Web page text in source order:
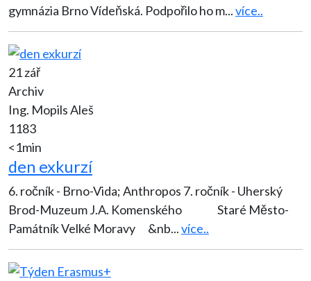
gymnázia Brno Vídeňská. Podpořilo ho m...více..
21 zář
Archiv
Ing. Mopils Aleš
1183
<1min
den exkurzí
6. ročník - Brno-Vida; Anthropos 7. ročník - Uherský
Brod-Muzeum J.A. Komenského Staré Město-
Památník Velké Moravy &nb...více..